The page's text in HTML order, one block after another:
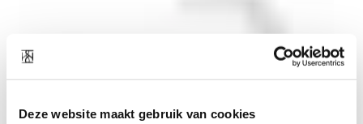
Deze website maakt gebruik van cookies